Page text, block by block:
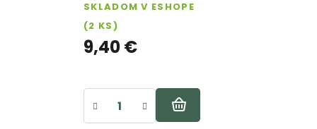
SKLADOM V ESHOPE
(2 KS)
9,40 €